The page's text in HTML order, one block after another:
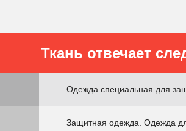
Ткань отвечает
Одежда специальная для
Защитная одежда. Одежда